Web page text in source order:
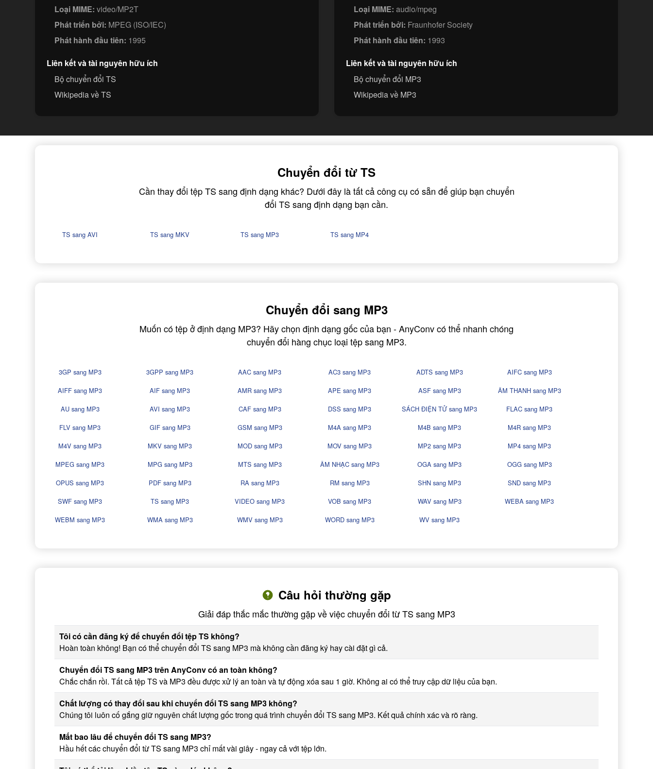
Loại MIME: video/MP2T
Phát triển bởi: MPEG (ISO/IEC)
Phát hành đầu tiên: 1995
Liên kết và tài nguyên hữu ích
Bộ chuyển đổi TS
Wikipedia về TS
Loại MIME: audio/mpeg
Phát triển bởi: Fraunhofer Society
Phát hành đầu tiên: 1993
Liên kết và tài nguyên hữu ích
Bộ chuyển đổi MP3
Wikipedia về MP3
Chuyển đổi từ TS
Cần thay đổi tệp TS sang định dạng khác? Dưới đây là tất cả công cụ có sẵn để giúp bạn chuyển
đổi TS sang định dạng bạn cần.
TS sang AVI TS sang MKV TS sang MP3 TS sang MP4
Chuyển đổi sang MP3
Muốn có tệp ở định dạng MP3? Hãy chọn định dạng gốc của bạn - AnyConv có thể nhanh chóng
chuyển đổi hàng chục loại tệp sang MP3.
3GP sang MP3 3GPP sang MP3 AAC sang MP3 AC3 sang MP3 ADTS sang MP3
AIFC sang MP3
AIFF sang MP3
AIF sang MP3 AMR sang MP3 APE sang MP3 ASF sang MP3
ÂM THANH sang MP3
AU sang MP3
AVI sang MP3 CAF sang MP3 DSS sang MP3 SÁCH ĐIỆN TỬ sang MP3
FLAC sang MP3
FLV sang MP3
GIF sang MP3 GSM sang MP3 M4A sang MP3 M4B sang MP3
M4R sang MP3
M4V sang MP3
MKV sang MP3 MOD sang MP3 MOV sang MP3 MP2 sang MP3
MP4 sang MP3
MPEG sang MP3
MPG sang MP3 MTS sang MP3 ÂM NHẠC sang MP3 OGA sang MP3
OGG sang MP3
OPUS sang MP3
PDF sang MP3 RA sang MP3 RM sang MP3 SHN sang MP3
SND sang MP3
SWF sang MP3
TS sang MP3 VIDEO sang MP3 VOB sang MP3 WAV sang MP3
WEBA sang MP3
WEBM sang MP3
WMA sang MP3 WMV sang MP3 WORD sang MP3 WV sang MP3
Câu hỏi thường gặp
Giải đáp thắc mắc thường gặp về việc chuyển đổi từ TS sang MP3
Tôi có cần đăng ký để chuyển đổi tệp TS không?
Hoàn toàn không! Bạn có thể chuyển đổi TS sang MP3 mà không cần đăng ký hay cài đặt gì cả.
Chuyển đổi TS sang MP3 trên AnyConv có an toàn không?
Chắc chắn rồi. Tất cả tệp TS và MP3 đều được xử lý an toàn và tự động xóa sau 1 giờ. Không ai có thể truy cập dữ liệu của bạn.
Chất lượng có thay đổi sau khi chuyển đổi TS sang MP3 không?
Chúng tôi luôn cố gắng giữ nguyên chất lượng gốc trong quá trình chuyển đổi TS sang MP3. Kết quả chính xác và rõ ràng.
Mất bao lâu để chuyển đổi TS sang MP3?
Hầu hết các chuyển đổi từ TS sang MP3 chỉ mất vài giây - ngay cả với tệp lớn.